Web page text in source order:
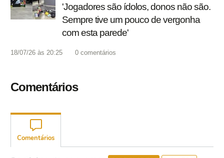
'Jogadores são ídolos, donos não são.
Sempre tive um pouco de vergonha
com esta parede'
18/07/26 às 20:25 0 comentários
Comentários